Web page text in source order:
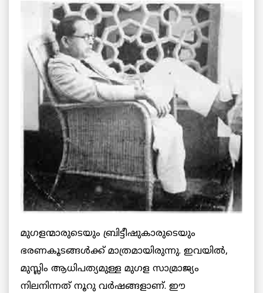
മുഗളന്മാരുടെയും ബ്രിട്ടീഷുകാരുടെയും
ഭരണകൂടങ്ങള്‍ക്ക് മാത്രമായിരുന്നു. ഇവയില്‍,
മുസ്ലിം ആധിപത്യമുള്ള മുഗള സാമ്രാജ്യം
നിലനിന്നത് നൂറു വര്‍ഷങ്ങളാണ്. ഈ